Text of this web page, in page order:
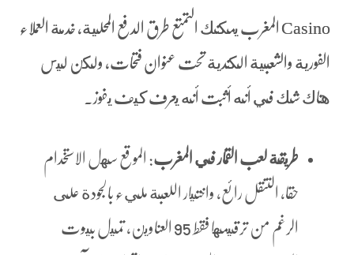
Casino المغرب يمكنك التمتع طرق الدفع المحلية, خدمة العملاء
الفورية والشعبية الكندية تحت عنوان فتحات، ولكن ليس
هناك شك في أنه أثبت أنه يعرف كيف يفوز.
طريقة لعب القمار في المغرب: الموقع سهل الاستخدام
حقا, التنقل رائع, واختيار اللعبة مليء بالجودة على
الرغم من ترقيمها فقط 95 العناوين، تميل بيوت